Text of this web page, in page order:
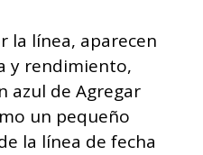
la línea, aparecen
y rendimiento,
azul de Agregar
un pequeño
la línea de fecha